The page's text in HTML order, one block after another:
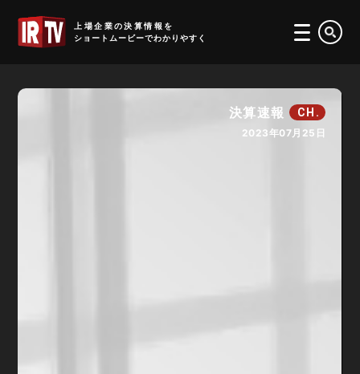
上場企業の決算情報を
ショートムービーでわかりやすく
決算速報 CH.
2023年07月25日